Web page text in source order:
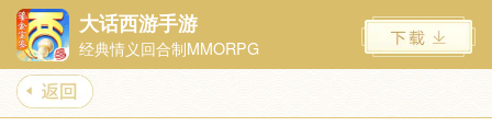
大话西游手游
经典情义回合制MMORPG